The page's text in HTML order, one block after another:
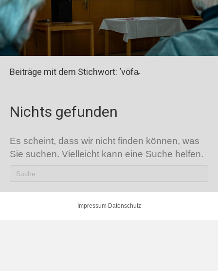
Beiträge mit dem Stichwort: ‘vöfa̵
Nichts gefunden
Es scheint, dass wir nicht finden können, was
Sie suchen. Vielleicht kann eine Suche helfen.
Impressum Datenschutz